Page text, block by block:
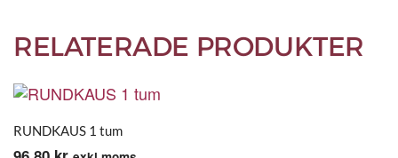
RELATERADE PRODUKTER
RUNDKAUS 1 tum